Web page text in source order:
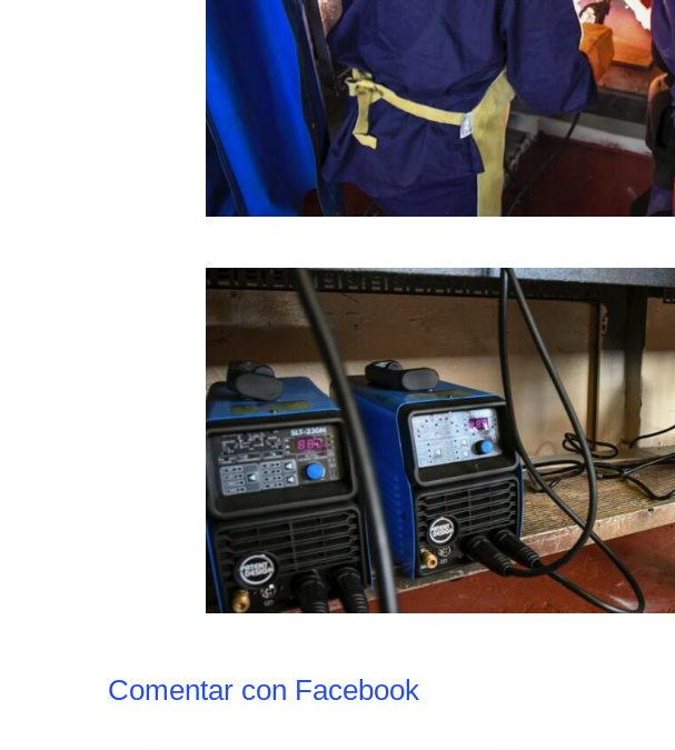
Comentar con Facebook
Principal
«Los Remolinos» revolucionan Punta
Lara con su Carnaval Barrial
Cultura Noticias
Murga los remolinos festeja sus 16
años con guiso de lentejas y
carnaval